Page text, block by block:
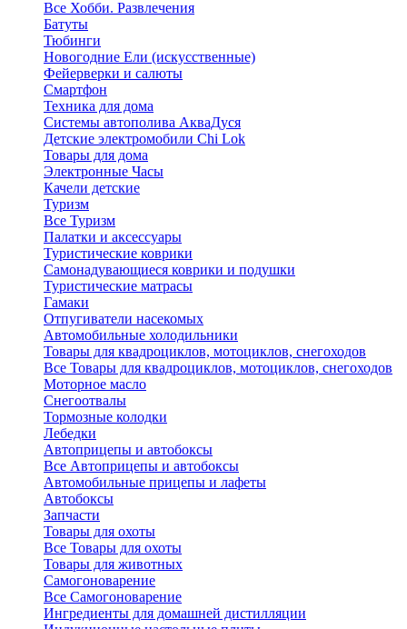
Все Хобби. Развлечения
Батуты
Тюбинги
Новогодние Ели (искусственные)
Фейерверки и салюты
Смартфон
Техника для дома
Системы автополива АкваДуся
Детские электромобили Chi Lok
Товары для дома
Электронные Часы
Качели детские
Туризм
Все Туризм
Палатки и аксессуары
Туристические коврики
Самонадувающиеся коврики и подушки
Туристические матрасы
Гамаки
Отпугиватели насекомых
Автомобильные холодильники
Товары для квадроциклов, мотоциклов, снегоходов
Все Товары для квадроциклов, мотоциклов, снегоходов
Моторное масло
Снегоотвалы
Тормозные колодки
Лебедки
Автоприцепы и автобоксы
Все Автоприцепы и автобоксы
Автомобильные прицепы и лафеты
Автобоксы
Запчасти
Товары для охоты
Все Товары для охоты
Товары для животных
Самогоноварение
Все Самогоноварение
Ингредиенты для домашней дистилляции